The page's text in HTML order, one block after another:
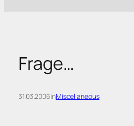
Frage…
31.03.2006inMiscellaneous